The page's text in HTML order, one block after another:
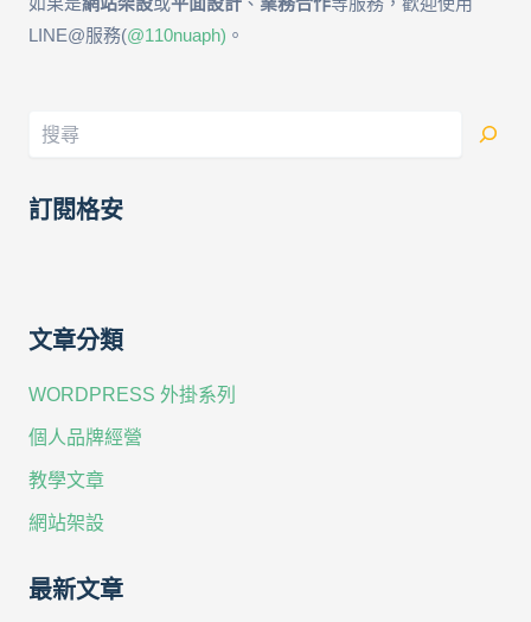
LINE@服務(@110nuaph) 。
訂閱格安
文章分類
WORDPRESS 外掛系列
個人品牌經營
教學文章
網站架設
最新文章